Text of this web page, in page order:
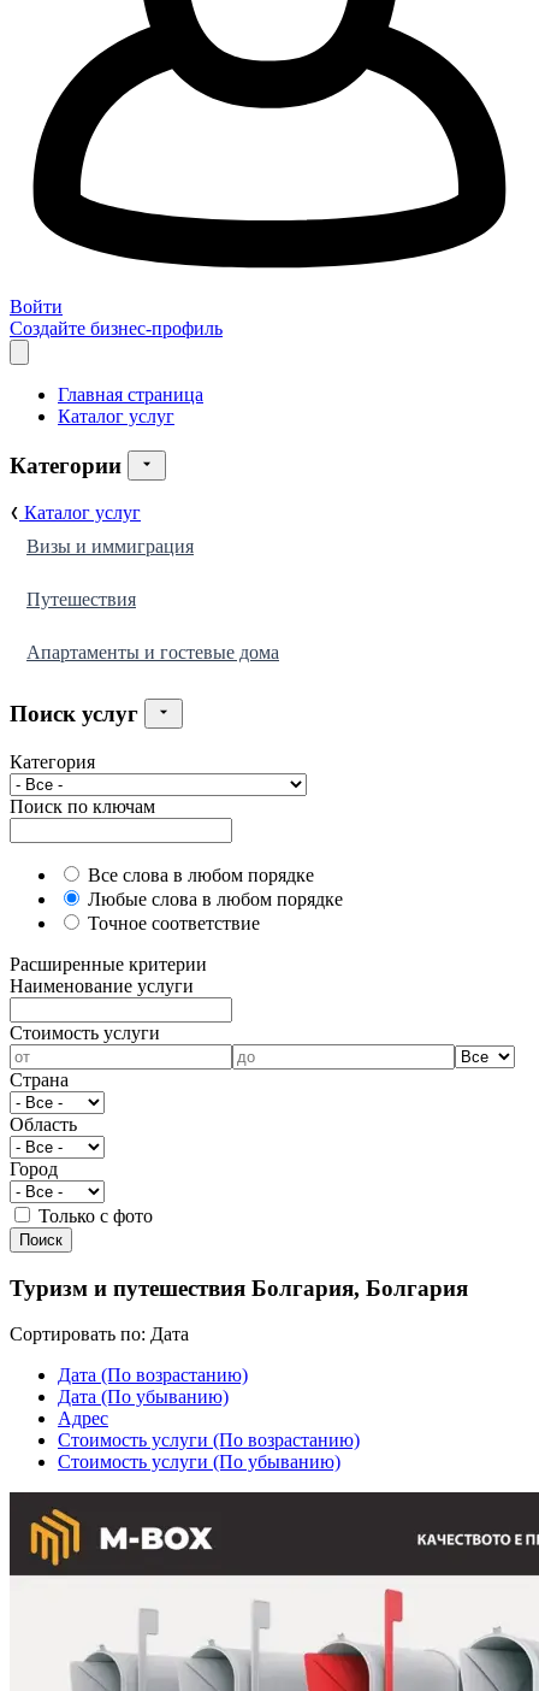
Войти
Создайте бизнес-профиль
Главная страница
Каталог услуг
Категории
Каталог услуг
Визы и иммиграция
Путешествия
Апартаменты и гостевые дома
Поиск услуг
Категория
Поиск по ключам
Все слова в любом порядке
Любые слова в любом порядке
Точное соответствие
Расширенные критерии
Наименование услуги
Cтоимость услуги
Страна
Область
Город
Только с фото
Туризм и путешествия Болгария, Болгария
Сортировать по: Дата
Дата (По возрастанию)
Дата (По убыванию)
Адрес
Cтоимость услуги (По возрастанию)
Cтоимость услуги (По убыванию)